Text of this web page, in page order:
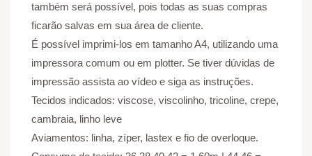
também será possível, pois todas as suas compras
ficarão salvas em sua área de cliente.
É possível imprimi-los em tamanho A4, utilizando uma
impressora comum ou em plotter. Se tiver dúvidas de
impressão assista ao vídeo e siga as instruções.
Tecidos indicados: viscose, viscolinho, tricoline, crepe,
cambraia, linho leve
Aviamentos: linha, zíper, lastex e fio de overloque.